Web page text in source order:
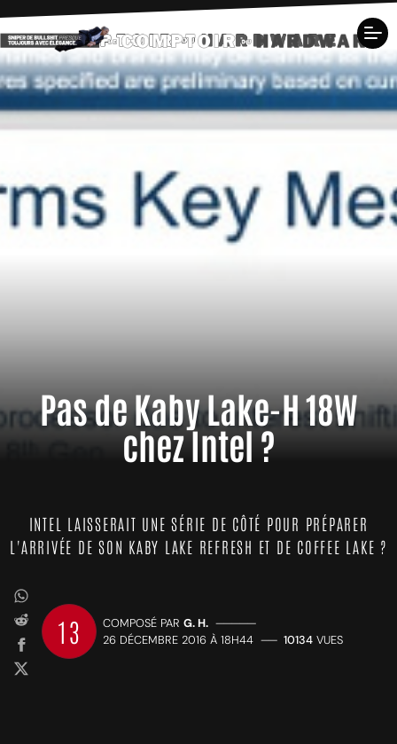
Pas de Kaby Lake-H 18W
chez Intel ?
INTEL LAISSERAIT UNE SÉRIE DE CÔTÉ POUR PRÉPARER
L'ARRIVÉE DE SON KABY LAKE REFRESH ET DE COFFEE LAKE ?
13 COMPOSÉ PAR G. H. —————
26 DÉCEMBRE 2016 À 18H44 —— 10134 VUES